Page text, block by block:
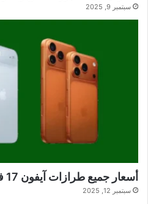
سبتمبر 9, 2025
أسعار جميع طرازات آيفون 17 في سوريا
سبتمبر 12, 2025